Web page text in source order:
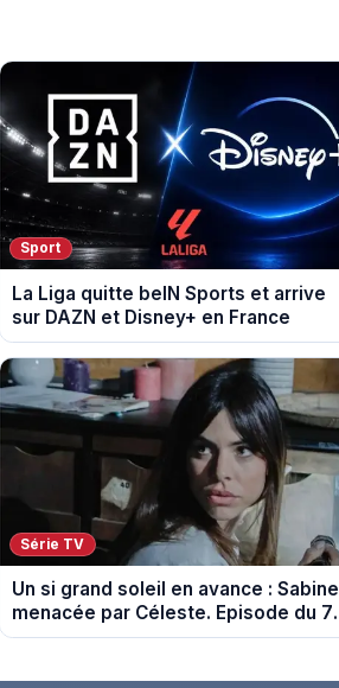
Sport
La Liga quitte beIN Sports et arrive
sur DAZN et Disney+ en France
Série TV
Un si grand soleil en avance : Sabine
menacée par Céleste. Episode du 7
août 2026 (spoiler).